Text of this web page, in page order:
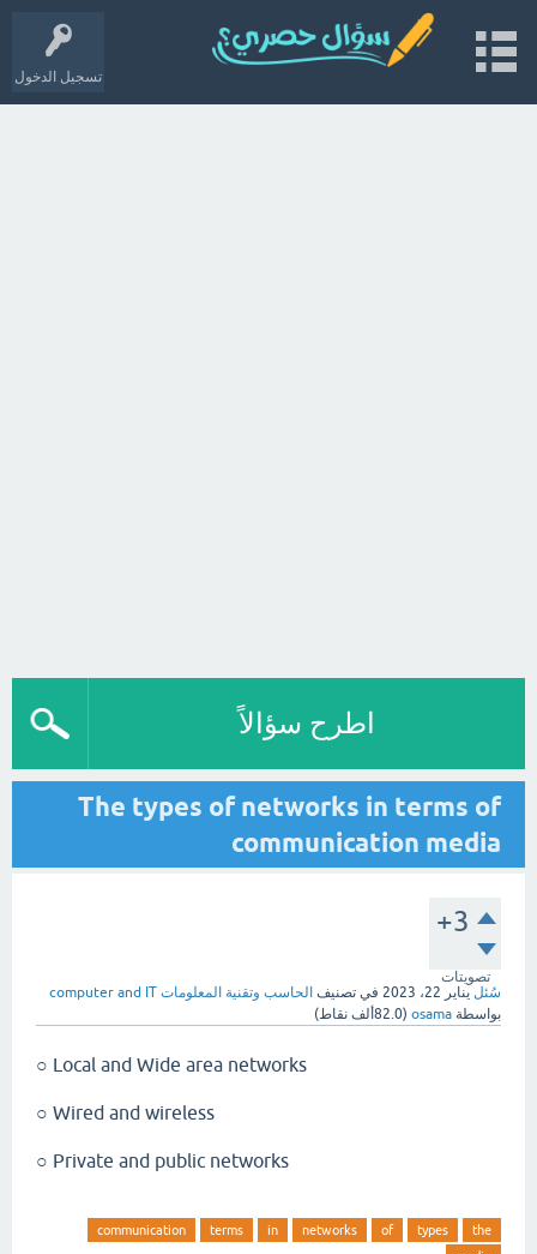
تسجيل الدخول
اطرح سؤالاً
The types of networks in terms of
communication media
+3
تصويتات
سُئل يناير 22، 2023 في تصنيف الحاسب وتقنية المعلومات computer and IT
بواسطة osama
(82.0ألف نقاط)
Local and Wide area networks ○
Wired and wireless ○
Private and public networks ○
the
types
of
networks
in
terms
communication